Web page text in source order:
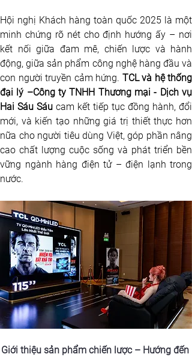
Hội nghị Khách hàng toàn quốc 2025 là một
minh chứng rõ nét cho định hướng ấy – nơi
kết nối giữa đam mê, chiến lược và hành
động, giữa sản phẩm công nghệ hàng đầu và
con người truyền cảm hứng. TCL và hệ thống
đại lý –Công ty TNHH Thương mại - Dịch vụ
Hai Sáu Sáu cam kết tiếp tục đồng hành, đổi
mới, và kiến tạo những giá trị thiết thực hơn
nữa cho người tiêu dùng Việt, góp phần nâng
cao chất lượng cuộc sống và phát triển bền
vững ngành hàng điện tử – điện lạnh trong
nước.
Giới thiệu sản phẩm chiến lược – Hướng đến